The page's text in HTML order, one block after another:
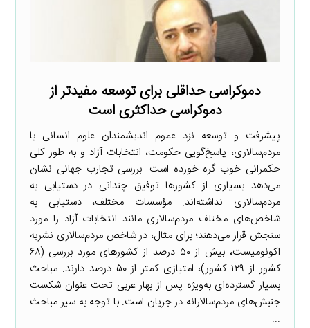
دموکراسی حداقلی برای توسعه مفیدتر از
دموکراسی حداکثری است
پیشرفت و توسعه نزد عموم اندیشمندان علوم انسانی با
مردم‌سالاری، پاسخ‌گویی حکومت، انتخابات آزاد و به طور کلی
حکمرانی خوب گره خورده است. بررسی تجارب جهانی نشان
می‌دهد بسیاری از کشورها توفیق چندانی در دستیابی به
مردم‌سالاری نداشته‌اند. مؤسسات مختلف، دستیابی به
شاخص‌های مختلف مردم‌سالاری مانند انتخابات آزاد را مورد
سنجش قرار می‌دهند؛ برای مثال، در شاخص مردم‌سالاری نشریه
اکونومیست، بیش از ۵۰ درصد از کشورهای مورد بررسی (۶۸
کشور از ۱۲۹ کشور)، امتیازی کمتر از ۵۰ درصد دارند. مباحث
بسیار گسترده‌ای به‌ویژه پس از بهار عربی تحت عنوان شکست
جنبش‌های مردم‌سالارانه در جریان است. با توجه به سیر مباحث
...